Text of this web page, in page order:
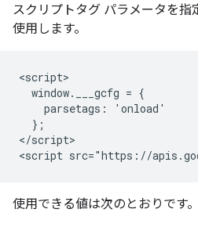
スクリプトタグ パラメータを指
使用します。
<script>
  window.___gcfg = {
    parsetags: 'onload'
  };
</script>
使用できる値は次のとおりです。